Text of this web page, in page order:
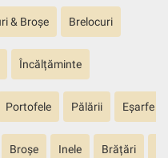
& Broșe Brelocuri
Încălțăminte
Portofele Pălării Eșarfe
Broșe Inele Brățări